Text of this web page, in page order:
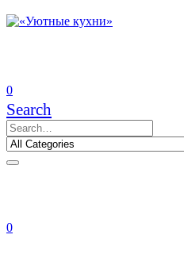
0
Search
0